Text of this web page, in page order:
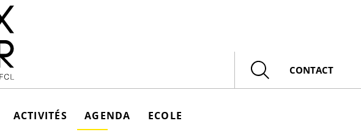
Rechercher
CONTACT
ACTIVITÉS AGENDA ECOLE